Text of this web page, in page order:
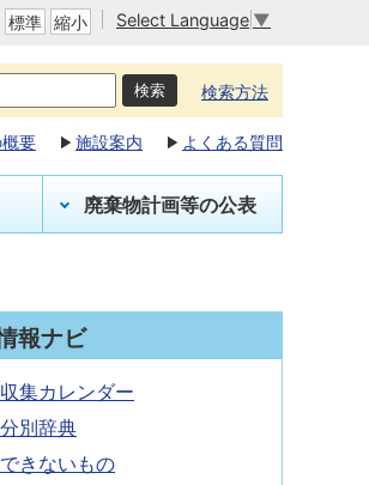
標準 縮小 Select Language ▼
検索方法
要 施設案内 よくある質問
廃棄物計画等の公表
報ナビ
集カレンダー
別辞典
きないもの